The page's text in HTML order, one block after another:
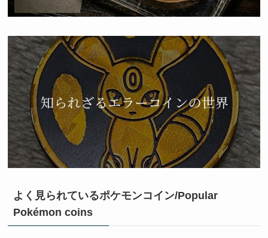
よく見られているポケモンコイン/Popular
Pokémon coins